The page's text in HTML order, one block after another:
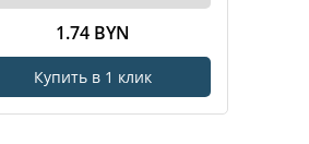
1.74 BYN
Купить в 1 клик